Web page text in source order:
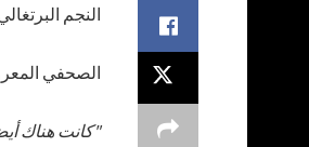
النجم
الصحفي
"كانت هناك